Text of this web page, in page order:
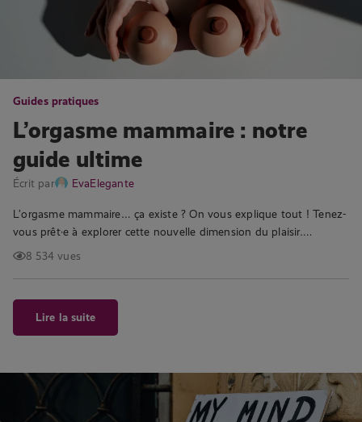
Guides pratiques
L’orgasme mammaire : notre
guide ultime
Écrit par EvaElegante
L’orgasme mammaire… ça existe ? On vous explique tout ! Tenez-
vous prêt·e à explorer cette nouvelle dimension du plaisir….
8 534 vues
Lire la suite